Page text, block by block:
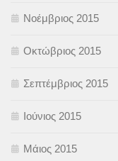
Νοέμβριος 2015
Οκτώβριος 2015
Σεπτέμβριος 2015
Ιούνιος 2015
Μάιος 2015